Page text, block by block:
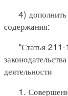
4) дополнить
содержания:
"Статья 211-
деятельности
1. Совершение